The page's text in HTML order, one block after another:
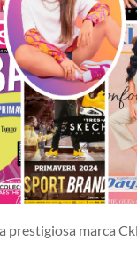
marca